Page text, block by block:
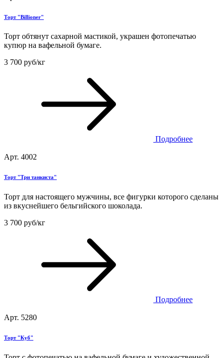
Торт "Billioner"
Торт обтянут сахарной мастикой, украшен фотопечатью
купюр на вафельной бумаге.
3 700 руб/кг
Подробнее
Арт. 4002
Торт "Три танкиста"
Торт для настоящего мужчины, все фигурки которого сделаны
из вкуснейшего бельгийского шоколада.
3 700 руб/кг
Подробнее
Арт. 5280
Торт "Куб"